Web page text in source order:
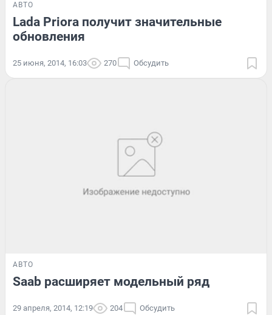
АВТО
Lada Priora получит значительные
обновления
25 июня, 2014, 16:03 270 Обсудить
АВТО
Saab расширяет модельный ряд
29 апреля, 2014, 12:19 204 Обсудить